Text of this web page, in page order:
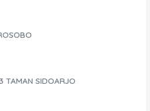
TAMAN SIDOARJO